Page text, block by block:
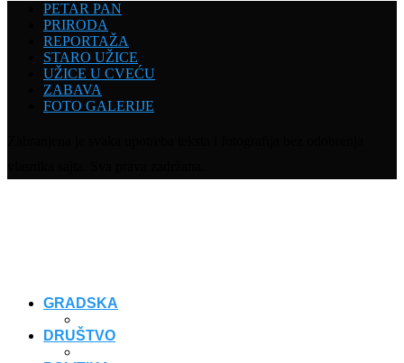
PETAR PAN
PRIRODA
REPORTAŽA
STARO UŽICE
UŽICE U CVEĆU
ZABAVA
FOTO GALERIJE
GRADSKA
DRUŠTVO